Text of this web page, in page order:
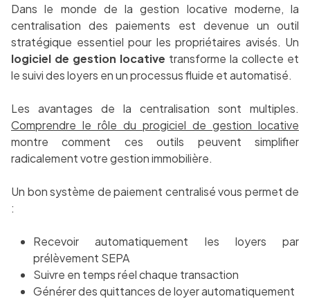
Dans le monde de la gestion locative moderne, la
centralisation des paiements est devenue un outil
stratégique essentiel pour les propriétaires avisés. Un
logiciel de gestion locative transforme la collecte et
le suivi des loyers en un processus fluide et automatisé.
Les avantages de la centralisation sont multiples.
Comprendre le rôle du progiciel de gestion locative
montre comment ces outils peuvent simplifier
radicalement votre gestion immobilière.
Un bon système de paiement centralisé vous permet de
:
Recevoir automatiquement les loyers par
prélèvement SEPA
Suivre en temps réel chaque transaction
Générer des quittances de loyer automatiquement